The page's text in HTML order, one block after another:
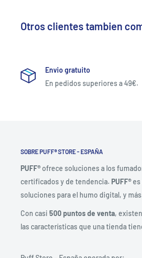
Otros clientes tambien
Envio gratuito
En pedidos superiores a 49€.
SOBRE PUFF® STORE - ESPAÑA
PUFF®ofrece soluciones a los
certificados y de tendencia. PUFF®es
soluciones para el humo digital, y
Con casi 500 puntos de venta,
las características que una tienda